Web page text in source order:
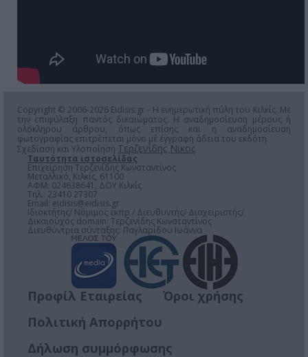
Copyright © 2006-2026 Eidisis.gr - Η ενημερωτική πύλη του Κιλκίς. Με
την επιφύλαξη παντός δικαιώματος. Η αναδημοσίευση μέρους ή
ολόκληρου άρθρου, όπως επίσης και η αναδημοσίευση
φωτογραφίας επιτρέπεται μόνο μέ έγγραφη άδεια του εκδότη.
Σχεδίαση και Υλοποίηση Τερζενίδης Νικος
Ταυτότητα ιστοσελίδας
Επιχείρηση Τερζενίδης Κωνσταντίνος
Μεταλλικό, Κιλκίς, 61100
ΑΦΜ: 024638641, ΔΟΥ Κιλκίς
Τηλ.: 23410 27307
Email: eidisis@eidisis.gr
Ιδιοκτήτης/ Νόμιμος εκπρ./ Διευθυντής/ Διαχειριστής/
Δικαιούχος domain: Τερζενίδης Κωνσταντίνος
Διευθύντρια σύνταξης: Παγλαρίδου Ιωάννα
Προφίλ Εταιρείας
Όροι χρήσης
Πολιτική Απορρήτου
Δήλωση συμμόρφωσης